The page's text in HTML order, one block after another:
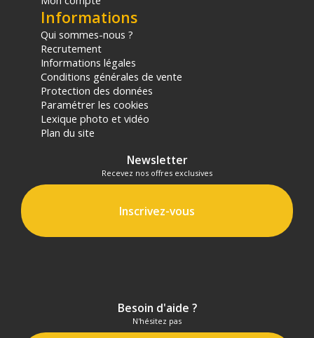
Informations
Qui sommes-nous ?
Recrutement
Informations légales
Conditions générales de vente
Protection des données
Paramétrer les cookies
Lexique photo et vidéo
Plan du site
Newsletter
Recevez nos offres exclusives
Inscrivez-vous
Besoin d'aide ?
N'hésitez pas